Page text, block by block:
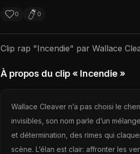
0 0
Clip rap "Incendie" par Wallace
À propos du clip« Incendie »
Wallace Cleaver n’a pas choisi le
invisibles, son nom parle d’un
et détermination, des rimes qui
scène. L’élan est clair: affronter les